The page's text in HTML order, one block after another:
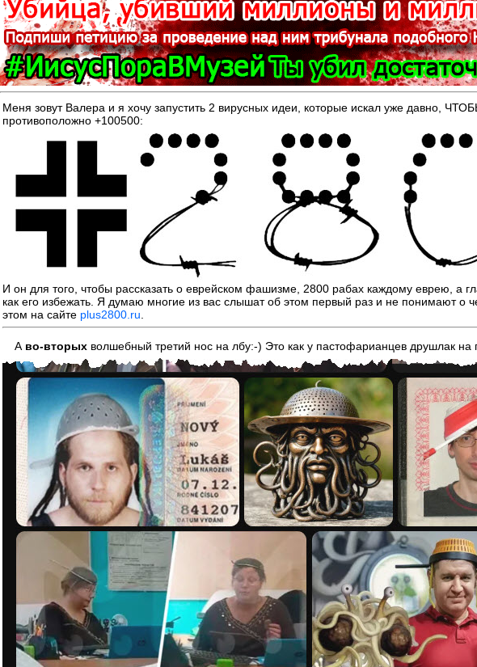
Меня зовут Валера и я хочу запустить 2 вирусных идеи, которые искал уже
противоположно +100500:
И он для того, чтобы рассказать о еврейском фашизме, 2800 рабах каждому еврею, а
как его избежать. Я думаю многие из вас слышат об этом первый раз и не понимают о
этом на сайте plus2800.ru
А во-вторых волшебный третий нос на лбу:-) Это как у пастофарианцев друшлак на